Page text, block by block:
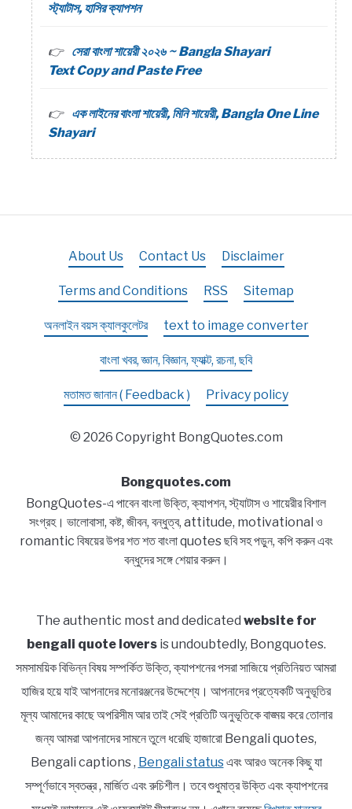
স্ট্যাটাস, হাসির ক্যাপশন
সেরা বাংলা শায়েরী ২০২৬ ~ Bangla Shayari
Text Copy and Paste Free
এক লাইনের বাংলা শায়েরী, মিনি শায়েরী, Bangla One Line
Shayari
About Us Contact Us Disclaimer
Terms and Conditions RSS Sitemap
অনলাইন বয়স ক্যালকুলেটর text to image converter
বাংলা খবর, জ্ঞান, বিজ্ঞান, ফ্যাক্ট, রচনা, ছবি
মতামত জানান ( Feedback ) Privacy policy
© 2026 Copyright BongQuotes.com
Bongquotes.com
BongQuotes-এ পাবেন বাংলা উক্তি, ক্যাপশন, স্ট্যাটাস ও শায়েরীর বিশাল
সংগ্রহ। ভালোবাসা, কষ্ট, জীবন, বন্ধুত্ব, attitude, motivational ও
romantic বিষয়ের উপর শত শত বাংলা quotes ছবি সহ পড়ুন, কপি করুন এবং
বন্ধুদের সঙ্গে শেয়ার করুন।
The authentic most and dedicated website for
bengali quote loversis undoubtedly, Bongquotes.
সমসাময়িক বিভিন্ন বিষয় সম্পর্কিত উক্তি, ক্যাপশনের পসরা সাজিয়ে প্রতিনিয়ত আমরা
হাজির হয়ে যাই আপনাদের মনোরঞ্জনের উদ্দেশ্যে। আপনাদের প্রত্যেকটি অনুভূতির
মূল্য আমাদের কাছে অপরিসীম আর তাই সেই প্রতিটি অনুভূতিকে বাঙ্ময় করে তোলার
জন্য আমরা আপনাদের সামনে তুলে ধরেছি হাজারো Bengali quotes,
Bengali captions , Bengali statusএবং আরও অনেক কিছু যা
সম্পূর্ণভাবে স্বতন্ত্র , মার্জিত এবং রুচিশীল। তবে শুধুমাত্র উক্তি এবং ক্যাপশনের